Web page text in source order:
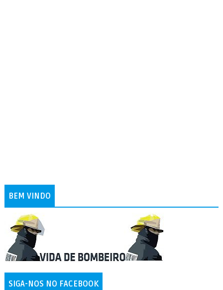
BEM VINDO
SIGA-NOS NO FACEBOOK